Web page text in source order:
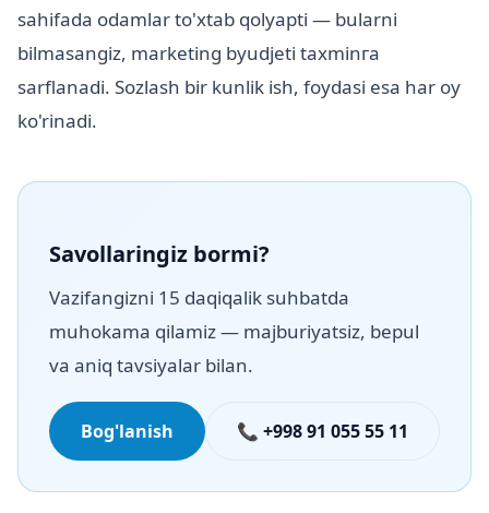
sahifada odamlar to'xtab qolyapti — bularni
bilmasangiz, marketing byudjeti taxminга
sarflanadi. Sozlash bir kunlik ish, foydasi esa har oy
ko'rinadi.
Savollaringiz bormi?
Vazifangizni 15 daqiqalik suhbatda
muhokama qilamiz — majburiyatsiz, bepul
va aniq tavsiyalar bilan.
Bog'lanish 📞 +998 91 055 55 11